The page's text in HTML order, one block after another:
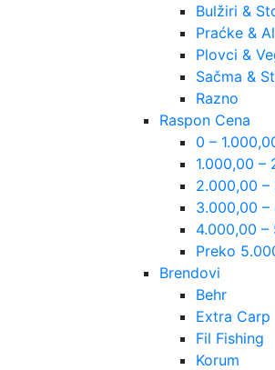
Bulžiri &
Praćke &
Plovci &
Sačma &
Razno
Raspon Cena
0 –
1.000,00 –
2.000,00 –
3.000,00 –
4.000,00 –
Preko
Brendovi
Behr
Extra Carp
Fil Fishing
Korum